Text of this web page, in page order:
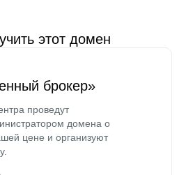
этот домен
брокер»
проведут
домена о
цене и организуют